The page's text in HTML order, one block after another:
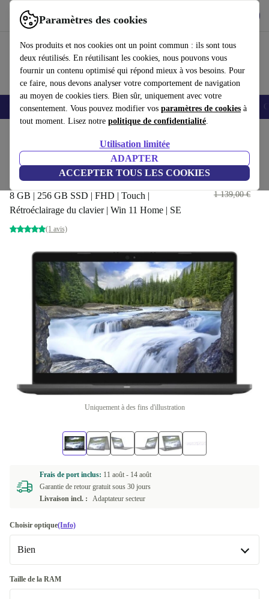
Paramètres des cookies
Nos produits et nos cookies ont un point commun : ils sont tous
deux réutilisés. En réutilisant les cookies, nous pouvons vous
fournir un contenu optimisé qui répond mieux à vos besoins. Pour
ce faire, nous devons analyser votre comportement de navigation
au moyen de cookies tiers. Bien sûr, uniquement avec votre
consentement. Vous pouvez modifier vos paramètres de cookies à
tout moment. Lisez notre politique de confidentialité.
Utilisation limitée
ADAPTER
ACCEPTER TOUS LES COOKIES
Utilisez refurbed rapidement et facilement
Smartphones Laptops Tablettes Montres connectées Accessoires
Dell Latitude 5300 2-in-1 | i5-
8265U | 13.3"
8 GB | 256 GB SSD | FHD | Touch |
Rétroéclairage du clavier | Win 11 Home | SE
(1 avis)
279,99 €
1 139,00 €
Uniquement à des fins d'illustration
Frais de port inclus: 11 août - 14 août
Garantie de retour gratuit sous 30 jours
Livraison incl. :
Adaptateur secteur
Choisir optique(Info)
Bien
Bien
Taille de la RAM